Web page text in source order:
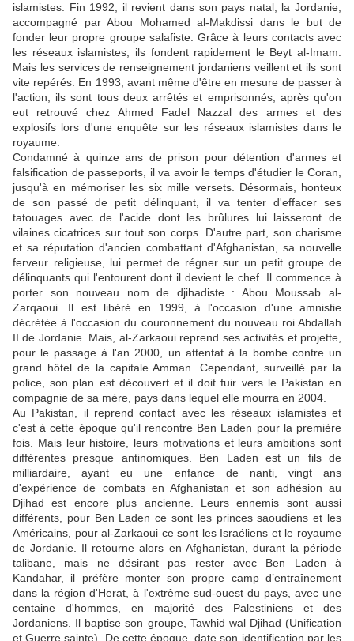
islamistes. Fin 1992, il revient dans son pays natal, la Jordanie,
accompagné par Abou Mohamed al-Makdissi dans le but de
fonder leur propre groupe salafiste. Grâce à leurs contacts avec
les réseaux islamistes, ils fondent rapidement le Beyt al-Imam.
Mais les services de renseignement jordaniens veillent et ils sont
vite repérés. En 1993, avant même d'être en mesure de passer à
l'action, ils sont tous deux arrêtés et emprisonnés, après qu'on
eut retrouvé chez Ahmed Fadel Nazzal des armes et des
explosifs lors d'une enquête sur les réseaux islamistes dans le
royaume.
Condamné à quinze ans de prison pour détention d'armes et
falsification de passeports, il va avoir le temps d'étudier le Coran,
jusqu'à en mémoriser les six mille versets. Désormais, honteux
de son passé de petit délinquant, il va tenter d'effacer ses
tatouages avec de l'acide dont les brûlures lui laisseront de
vilaines cicatrices sur tout son corps. D'autre part, son charisme
et sa réputation d'ancien combattant d'Afghanistan, sa nouvelle
ferveur religieuse, lui permet de régner sur un petit groupe de
délinquants qui l'entourent dont il devient le chef. Il commence à
porter son nouveau nom de djihadiste : Abou Moussab al-
Zarqaoui. Il est libéré en 1999, à l'occasion d'une amnistie
décrétée à l'occasion du couronnement du nouveau roi Abdallah
II de Jordanie. Mais, al-Zarkaoui reprend ses activités et projette,
pour le passage à l'an 2000, un attentat à la bombe contre un
grand hôtel de la capitale Amman. Cependant, surveillé par la
police, son plan est découvert et il doit fuir vers le Pakistan en
compagnie de sa mère, pays dans lequel elle mourra en 2004.
Au Pakistan, il reprend contact avec les réseaux islamistes et
c'est à cette époque qu'il rencontre Ben Laden pour la première
fois. Mais leur histoire, leurs motivations et leurs ambitions sont
différentes presque antinomiques. Ben Laden est un fils de
milliardaire, ayant eu une enfance de nanti, vingt ans
d'expérience de combats en Afghanistan et son adhésion au
Djihad est encore plus ancienne. Leurs ennemis sont aussi
différents, pour Ben Laden ce sont les princes saoudiens et les
Américains, pour al-Zarkaoui ce sont les Israéliens et le royaume
de Jordanie. Il retourne alors en Afghanistan, durant la période
talibane, mais ne désirant pas rester avec Ben Laden à
Kandahar, il préfère monter son propre camp d’entraînement
dans la région d'Herat, à l'extrême sud-ouest du pays, avec une
centaine d'hommes, en majorité des Palestiniens et des
Jordaniens. Il baptise son groupe, Tawhid wal Djihad (Unification
et Guerre sainte). De cette époque, date son identification par les